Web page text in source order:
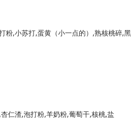
粉,小苏打,蛋黄（小一点的）,熟核桃碎,
仁渣,泡打粉,羊奶粉,葡萄干,核桃,盐